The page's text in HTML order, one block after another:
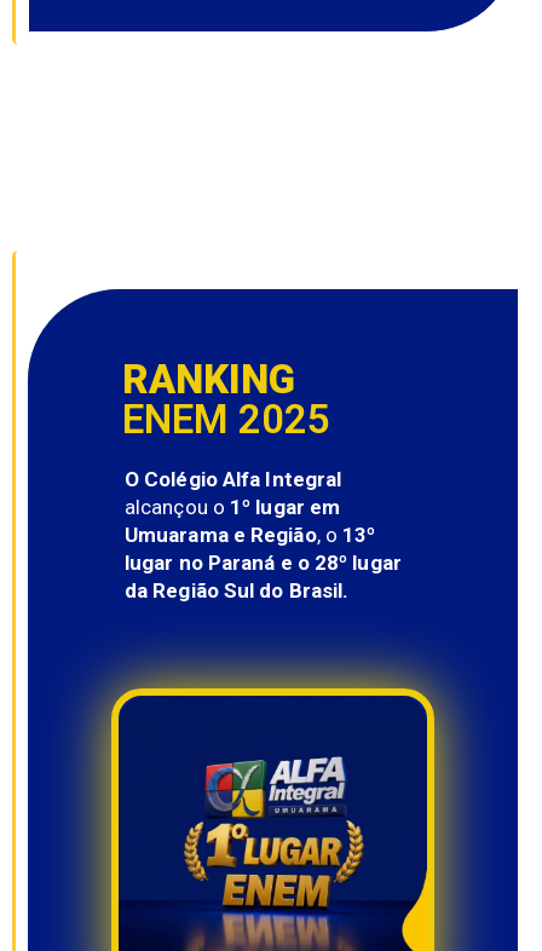
RANKING
ENEM 2025
O Colégio Alfa Integral
alcançou o 1º lugar em
Umuarama e Região, o 13º
lugar no Paraná e o 28º lugar
da Região Sul do Brasil.